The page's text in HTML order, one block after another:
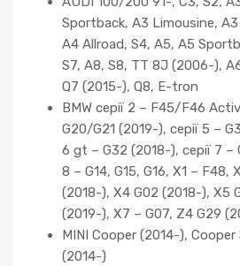
Sportback, A3 Limousine,
A4 Allroad, S4, A5, A5
S7, A8, S8, TT 8J (2006-),
Q7 (2015-), Q8, E-tron
BMW серії 2 – F45/F46
G20/G21 (2019-), серії 5 –
6 gt – G32 (2018-), серії 7 –
8 – G14, G15, G16, X1 – F48,
(2018-), X4 G02 (2018-), X5
(2019-), X7 – G07, Z4 G29
MINI Cooper (2014-), Cooper
(2014-)